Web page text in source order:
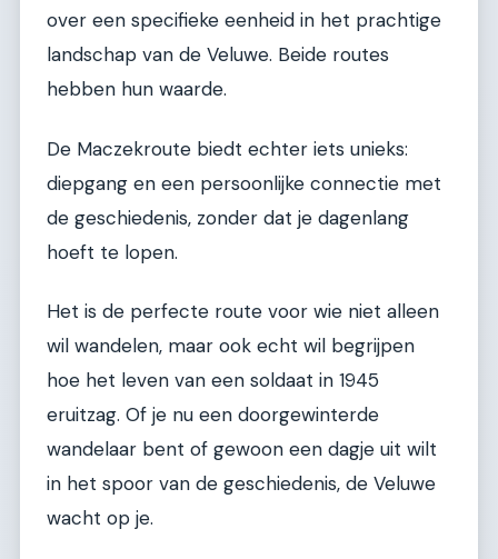
over een specifieke eenheid in het prachtige
landschap van de Veluwe. Beide routes
hebben hun waarde.
De Maczekroute biedt echter iets unieks:
diepgang en een persoonlijke connectie met
de geschiedenis, zonder dat je dagenlang
hoeft te lopen.
Het is de perfecte route voor wie niet alleen
wil wandelen, maar ook echt wil begrijpen
hoe het leven van een soldaat in 1945
eruitzag. Of je nu een doorgewinterde
wandelaar bent of gewoon een dagje uit wilt
in het spoor van de geschiedenis, de Veluwe
wacht op je.